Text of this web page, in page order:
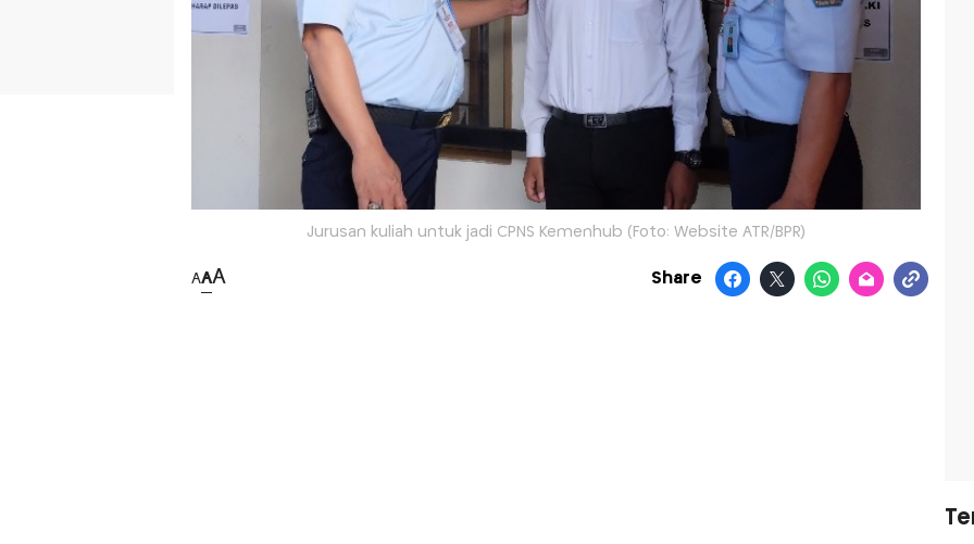
Jurusan kuliah untuk jadi CPNS Kemenhub (Foto: Website ATR/BPR)
AAA Share